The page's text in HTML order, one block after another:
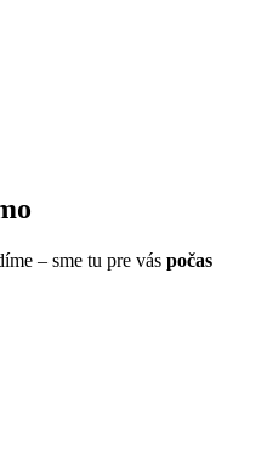
– sme tu pre vás počas